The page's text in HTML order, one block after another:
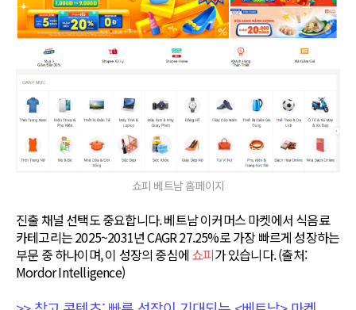
쇼피 베트남 홈페이지
진출 채널 선택도 중요합니다. 베트남 이커머스 마켓에서 식음료
카테고리는 2025~2031년 CAGR 27.25%로 가장 빠르게 성장하는
부문 중 하나이며, 이 성장의 중심에 쇼피가 있습니다. (출처:
Mordor Intelligence)